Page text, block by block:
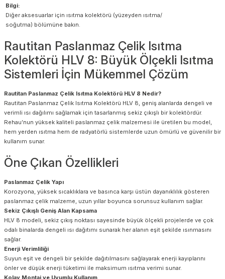
Bilgi:
Diğer aksesuarlar için ısıtma kolektörü (yüzeyden ısıtma/
soğutma) bölümüne bakın.
Rautitan Paslanmaz Çelik Isıtma
Kolektörü HLV 8: Büyük Ölçekli Isıtma
Sistemleri İçin Mükemmel Çözüm
Rautitan Paslanmaz Çelik Isıtma Kolektörü HLV 8 Nedir?
Rautitan Paslanmaz Çelik Isıtma Kolektörü HLV 8, geniş alanlarda dengeli ve
verimli ısı dağılımı sağlamak için tasarlanmış sekiz çıkışlı bir kolektördür.
Rehau’nun yüksek kaliteli paslanmaz çelik malzemesi ile üretilen bu model,
hem yerden ısıtma hem de radyatörlü sistemlerde uzun ömürlü ve güvenilir bir
kullanım sunar.
Öne Çıkan Özellikleri
Paslanmaz Çelik Yapı
Korozyona, yüksek sıcaklıklara ve basınca karşı üstün dayanıklılık gösteren
paslanmaz çelik malzeme, uzun yıllar boyunca sorunsuz kullanım sağlar.
Sekiz Çıkışlı Geniş Alan Kapsama
HLV 8 modeli, sekiz çıkış noktası sayesinde büyük ölçekli projelerde ve çok
odalı binalarda dengeli ısı dağıtımı sunarak her alanın eşit şekilde ısınmasını
sağlar.
Enerji Verimliliği
Suyun eşit ve dengeli bir şekilde dağıtılmasını sağlayarak enerji kayıplarını
önler ve düşük enerji tüketimi ile maksimum ısıtma verimi sunar.
Kolay Montaj ve Uyumlu Kullanım